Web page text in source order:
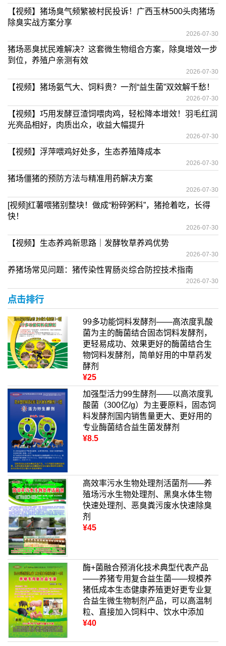
【视频】猪场臭气频繁被村民投诉！广西玉林500头肉猪场
除臭实战方案分享
2026-07-30
猪场恶臭扰民难解决？这套微生物组合方案，除臭增效一步
到位，养殖户亲测有效
2026-07-30
【视频】猪场氨气大、饲料贵？一剂“益生菌”双效解千愁！
2026-07-30
【视频】巧用发酵豆渣饲喂肉鸡，轻松降本增效！羽毛红润
光亮品相好，肉质出众，收益大幅提升
2026-07-30
【视频】浮萍喂鸡好处多，生态养殖降成本
2026-07-30
猪场僵猪的预防方法与精准用药解决方案
2026-07-30
[视频]红薯喂猪别整块！做成“粉碎粥料”，猪抢着吃，长得
快！
2026-07-30
【视频】生态养鸡新思路｜发酵牧草养鸡优势
2026-07-30
养猪场常见问题：猪传染性胃肠炎综合防控技术指南
2026-07-30
点击排行
99多功能饲料发酵剂——高浓度乳酸
菌为主的酶菌结合固态饲料发酵剂，
更轻易成功、效果更好的酶菌结合生
物饲料发酵剂，简单好用的中草药发
酵剂
¥25
加强型活力99生酵剂——以高浓度乳
酸菌（300亿/g）为主要原料，固态饲
料发酵剂国内销售量更大、更好用的
专业酶菌结合益生菌发酵剂
¥8.5
高效率污水生物处理剂活菌剂——养
殖场污水生物处理剂、黑臭水体生物
快速处理剂、恶臭粪污废水快速除臭
剂
¥45
酶+菌融合预消化技术典型代表产品
——养猪专用复合益生菌——规模养
猪低成本生态健康养殖更好更专业复
合益生微生物制剂产品，可以高温制
粒、直接加入饲料中、饮水中添加
¥40